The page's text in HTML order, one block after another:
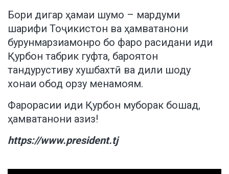
Бори дигар ҳамаи шумо – мардуми
шарифи Тоҷикистон ва ҳамватанони
бурунмарзиамонро бо фаро расидани иди
Қурбон табрик гуфта, бароятон
тандурустиву хушбахтӣ ва дили шоду
хонаи обод орзу менамоям.
Фарорасии иди Қурбон муборак бошад,
ҳамватанони азиз!
https://www.president.tj